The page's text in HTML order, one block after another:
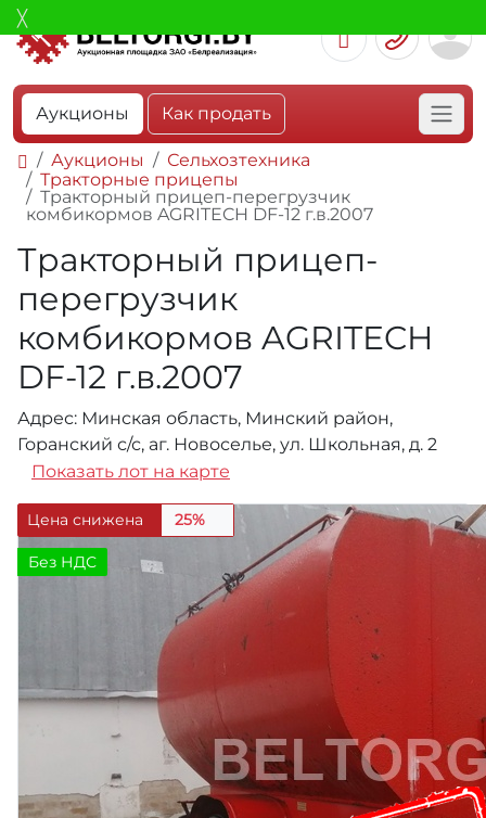
Аукционы Как продать
Аукционы
Сельхозтехника
Тракторные прицепы
Тракторный прицеп-перегрузчик
комбикормов AGRITECH DF-12 г.в.2007
Тракторный прицеп-
перегрузчик
комбикормов AGRITECH
DF-12 г.в.2007
Адрес: Минская область, Минский район,
Горанский с/с, аг. Новоселье, ул. Школьная, д. 2
Показать лот на карте
Цена снижена 25%
Без НДС